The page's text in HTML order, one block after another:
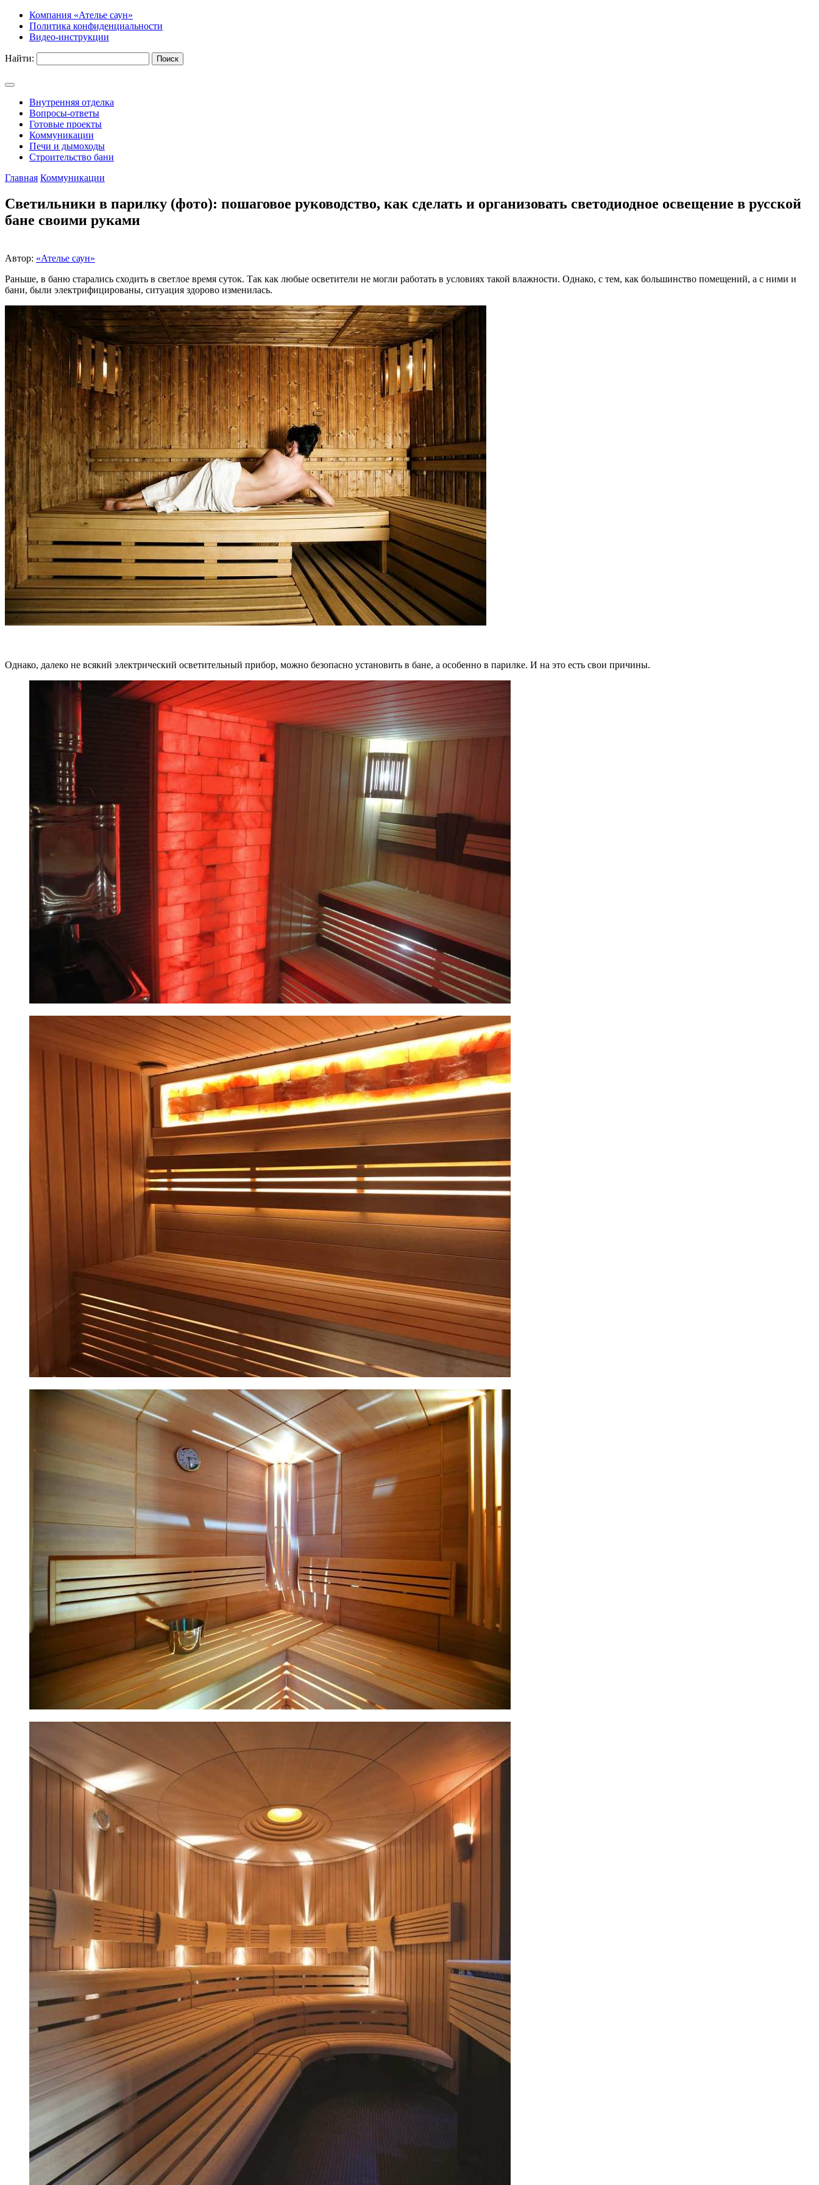
Компания «Ателье саун»
Политика конфиденциальности
Видео-инструкции
Найти:
Внутренняя отделка
Вопросы-ответы
Готовые проекты
Коммуникации
Печи и дымоходы
Строительство бани
Главная Коммуникации
Светильники в парилку (фото): пошаговое руководство, как сделать и организовать светодиодное освещение в русской
бане своими руками
Автор: «Ателье саун»
Раньше, в баню старались сходить в светлое время суток. Так как любые осветители не могли работать в условиях такой влажности. Однако, с тем, как большинство помещений, а с ними и
бани, были электрифицированы, ситуация здорово изменилась.
Однако, далеко не всякий электрический осветительный прибор, можно безопасно установить в бане, а особенно в парилке. И на это есть свои причины.